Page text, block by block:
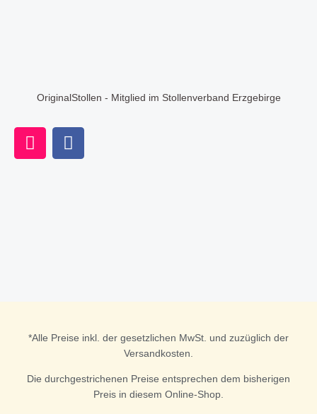
OriginalStollen - Mitglied im Stollenverband Erzgebirge
I
n
F
a
*Alle Preise inkl. der gesetzlichen MwSt. und zuzüglich der
Versandkosten.
Die durchgestrichenen Preise entsprechen dem bisherigen
Preis in diesem Online-Shop.